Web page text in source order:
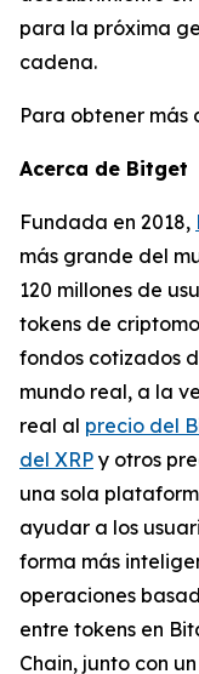
para la próxima
cadena.
Para obtener más
Acerca de Bitget
Fundada en 2018,
más grande del
120 millones de
tokens de
fondos cotizados
mundo real, a la
real al precio del
del XRP y otros
una sola
ayudar a los
forma más
operaciones
entre tokens en
Chain, junto con